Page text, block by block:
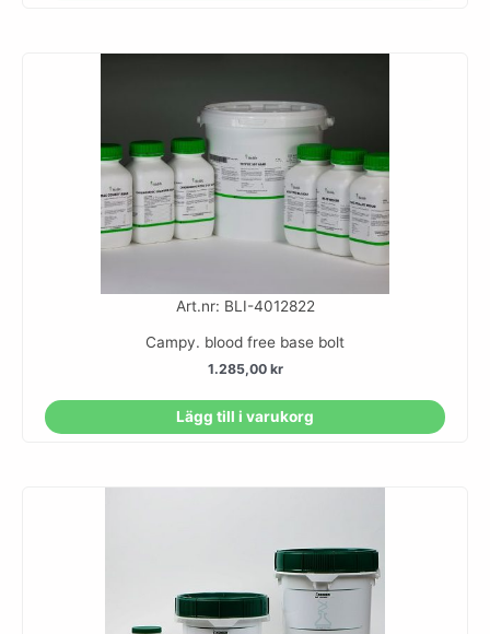
Art.nr: BLI-4012822
Campy. blood free base bolt
1.285,00 kr
Lägg till i varukorg